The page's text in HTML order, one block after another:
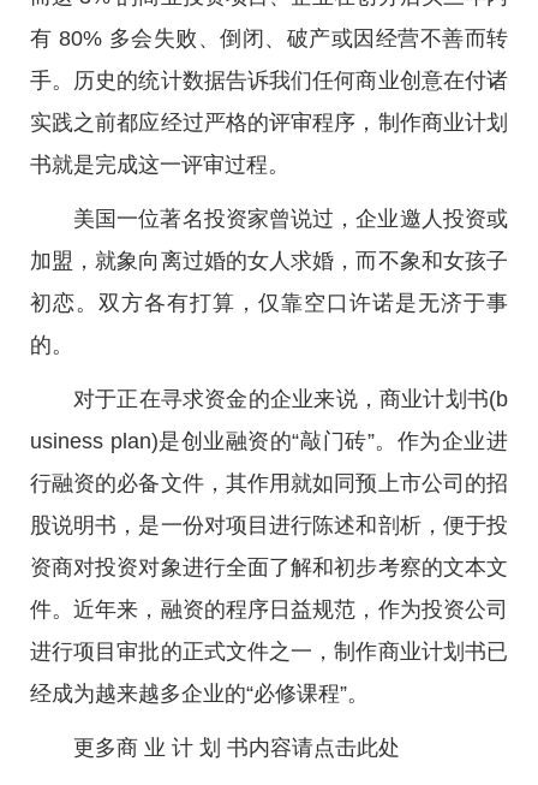
有 80% 多会失败、倒闭、破产或因经营不善而转
手。历史的统计数据告诉我们任何商业创意在付诸
实践之前都应经过严格的评审程序，制作商业计划
书就是完成这一评审过程。
美国一位著名投资家曾说过，企业邀人投资或
加盟，就象向离过婚的女人求婚，而不象和女孩子
初恋。双方各有打算，仅靠空口许诺是无济于事
的。
对于正在寻求资金的企业来说，商业计划书(b
usiness plan)是创业融资的“敲门砖”。作为企业进
行融资的必备文件，其作用就如同预上市公司的招
股说明书，是一份对项目进行陈述和剖析，便于投
资商对投资对象进行全面了解和初步考察的文本文
件。近年来，融资的程序日益规范，作为投资公司
进行项目审批的正式文件之一，制作商业计划书已
经成为越来越多企业的“必修课程”。
更多商 业 计 划 书内容请点击此处